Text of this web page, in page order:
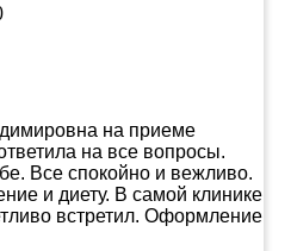
на приеме
на все вопросы.
Все спокойно и вежливо.
и диету. В самой клинике
встретил. Оформление